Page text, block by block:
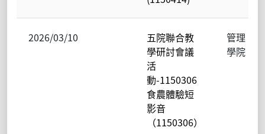
2026/03/10
五院聯合教
學研討會議
活
動-1150306
食農體驗短
影音
（1150306）
管理
學院